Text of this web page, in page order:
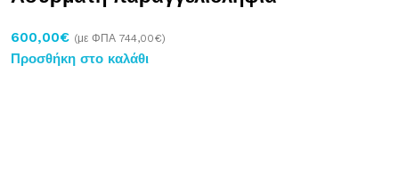
600,00€ (με ΦΠΑ 744,00€)
Προσθήκη στο καλάθι